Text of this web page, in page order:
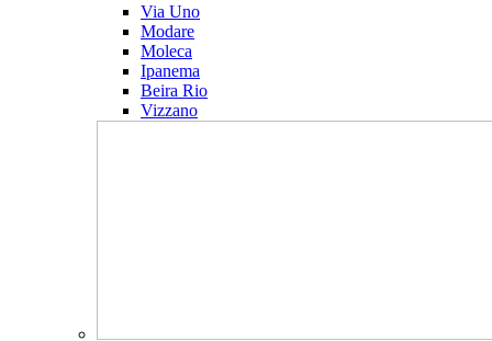
Via Uno
Modare
Moleca
Ipanema
Beira Rio
Vizzano